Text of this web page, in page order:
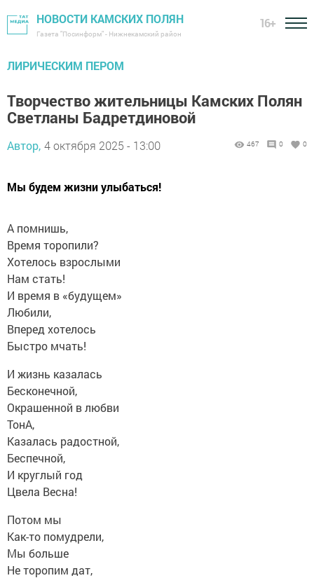
НОВОСТИ КАМСКИХ ПОЛЯН
Газета "Посинформ" - Нижнекамский район
16+
ЛИРИЧЕСКИМ ПЕРОМ
Творчество жительницы Камских Полян
Светланы Бадретдиновой
Автор, 4 октября 2025 - 13:00 467 0 0
Мы будем жизни улыбаться!
А помнишь,
Время торопили?
Хотелось взрослыми
Нам стать!
И время в «будущем»
Любили,
Вперед хотелось
Быстро мчать!
И жизнь казалась
Бесконечной,
Окрашенной в любви
ТонА,
Казалась радостной,
Беспечной,
И круглый год
Цвела Весна!
Потом мы
Как-то помудрели,
Мы больше
Не торопим дат,